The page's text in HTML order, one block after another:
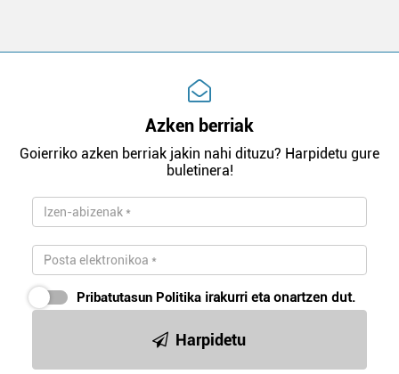
Azken berriak
Goierriko azken berriak jakin nahi dituzu? Harpidetu gure
buletinera!
Pribatutasun Politika irakurri eta onartzen dut.
Harpidetu